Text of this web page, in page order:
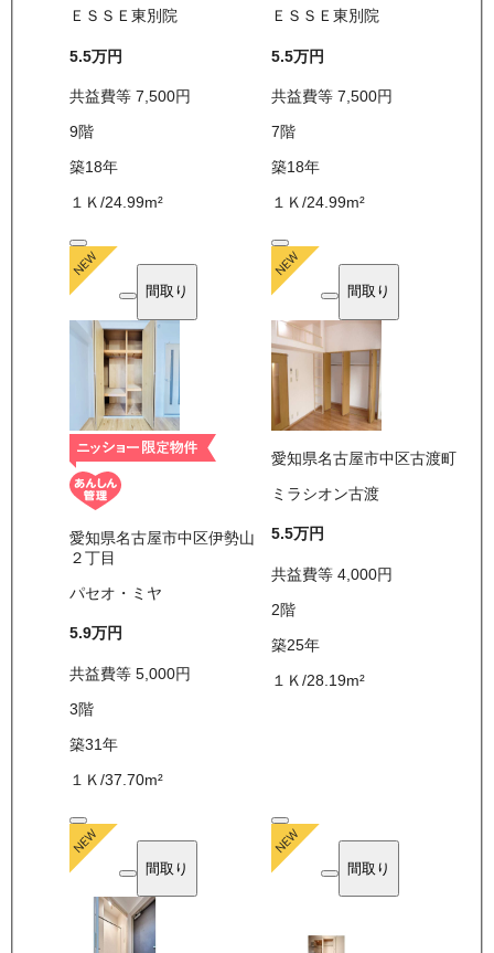
ＥＳＳＥ東別院
5.5万円
共益費等 7,500円
9階
築18年
１Ｋ /24.99m²
ＥＳＳＥ東別院
5.5万円
共益費等7,500円
7階
築18年
１Ｋ/24.99m²
間取り
愛知県名古屋市中区伊勢山
２丁目
パセオ・ミヤ
5.9万円
共益費等 5,000円
3階
築31年
１Ｋ /37.70m²
間取り
愛知県名古屋市中区古渡町
ミラシオン古渡
5.5万円
共益費等4,000円
2階
築25年
１Ｋ/28.19m²
間取り 間取り